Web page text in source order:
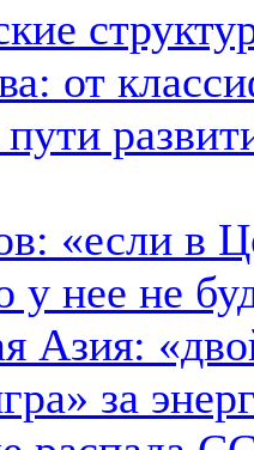
от
«если в
у нее не
Азия:
за